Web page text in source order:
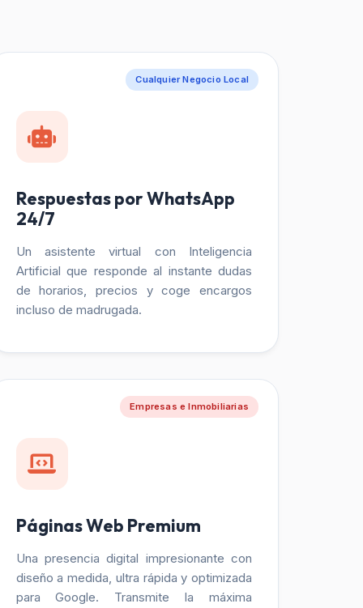
Cualquier Negocio Local
Respuestas por WhatsApp
24/7
Un asistente virtual con Inteligencia
Artificial que responde al instante dudas
de horarios, precios y coge encargos
incluso de madrugada.
Empresas e Inmobiliarias
Páginas Web Premium
Una presencia digital impresionante con
diseño a medida, ultra rápida y optimizada
para Google. Transmite la máxima